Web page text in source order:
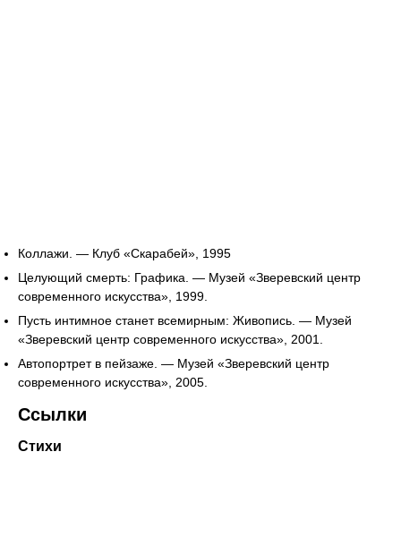
Коллажи. — Клуб «Скарабей», 1995
Целующий смерть: Графика. — Музей «Зверевский центр
современного искусства», 1999.
Пусть интимное станет всемирным: Живопись. — Музей
«Зверевский центр современного искусства», 2001.
Автопортрет в пейзаже. — Музей «Зверевский центр
современного искусства», 2005.
Ссылки
Стихи